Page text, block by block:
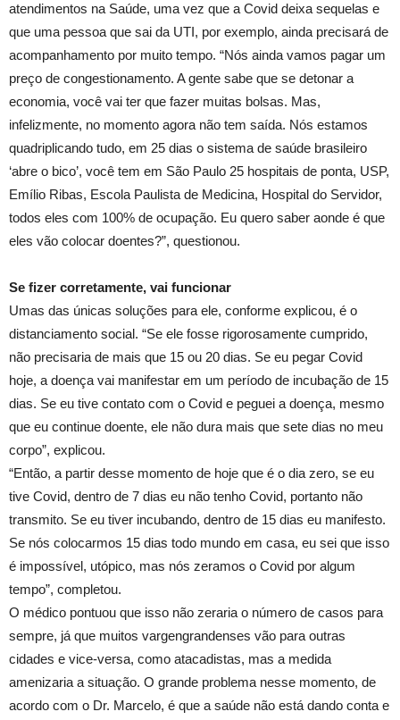
atendimentos na Saúde, uma vez que a Covid deixa sequelas e
que uma pessoa que sai da UTI, por exemplo, ainda precisará de
acompanhamento por muito tempo. “Nós ainda vamos pagar um
preço de congestionamento. A gente sabe que se detonar a
economia, você vai ter que fazer muitas bolsas. Mas,
infelizmente, no momento agora não tem saída. Nós estamos
quadriplicando tudo, em 25 dias o sistema de saúde brasileiro
‘abre o bico’, você tem em São Paulo 25 hospitais de ponta, USP,
Emílio Ribas, Escola Paulista de Medicina, Hospital do Servidor,
todos eles com 100% de ocupação. Eu quero saber aonde é que
eles vão colocar doentes?”, questionou.
Se fizer corretamente, vai funcionar
Umas das únicas soluções para ele, conforme explicou, é o
distanciamento social. “Se ele fosse rigorosamente cumprido,
não precisaria de mais que 15 ou 20 dias. Se eu pegar Covid
hoje, a doença vai manifestar em um período de incubação de 15
dias. Se eu tive contato com o Covid e peguei a doença, mesmo
que eu continue doente, ele não dura mais que sete dias no meu
corpo”, explicou.
“Então, a partir desse momento de hoje que é o dia zero, se eu
tive Covid, dentro de 7 dias eu não tenho Covid, portanto não
transmito. Se eu tiver incubando, dentro de 15 dias eu manifesto.
Se nós colocarmos 15 dias todo mundo em casa, eu sei que isso
é impossível, utópico, mas nós zeramos o Covid por algum
tempo”, completou.
O médico pontuou que isso não zeraria o número de casos para
sempre, já que muitos vargengrandenses vão para outras
cidades e vice-versa, como atacadistas, mas a medida
amenizaria a situação. O grande problema nesse momento, de
acordo com o Dr. Marcelo, é que a saúde não está dando conta e